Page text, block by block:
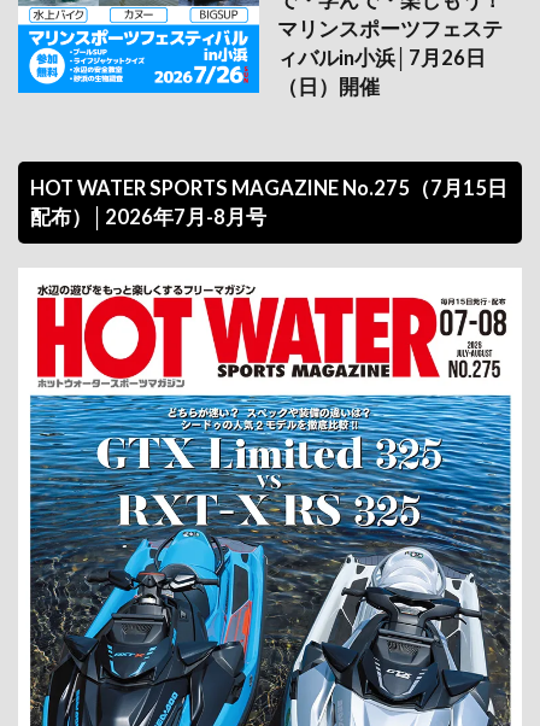
マリンスポーツフェステ
ィバルin小浜│7月26日
（日）開催
HOT WATER SPORTS MAGAZINE No.275（7月15日
配布）│2026年7月-8月号